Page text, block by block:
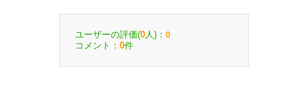
ユーザーの評価(0 人)： 0
コメント： 0件